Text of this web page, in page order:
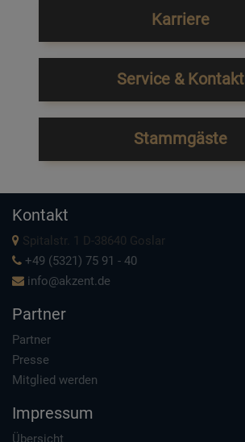
Karriere
Service & Kontakt
Stammgäste
Kontakt
Spitalstr. 1 D-38640 Goslar
+49 (5321) 75 91 - 40
info@akzent.de
Partner
Partner
Presse
Mitglied werden
Impressum
Übersicht